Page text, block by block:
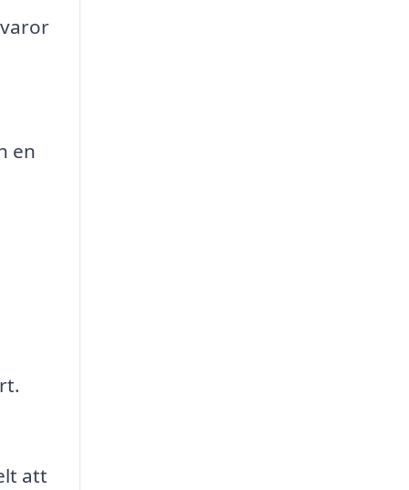
en
att